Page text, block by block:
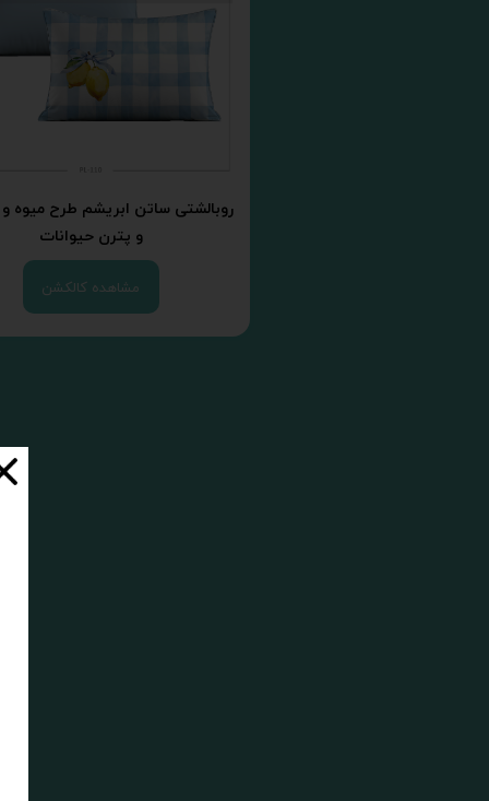
روبالشتی ساتن ابریشم طرح میوه
و پترن حیوانات
مشاهده کالکشن